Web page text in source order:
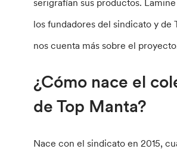
serigrafían sus productos.
los fundadores del sindicato y de
nos cuenta más sobre el
¿Cómo nace el
de Top Manta?
Nace con el sindicato en 2015,